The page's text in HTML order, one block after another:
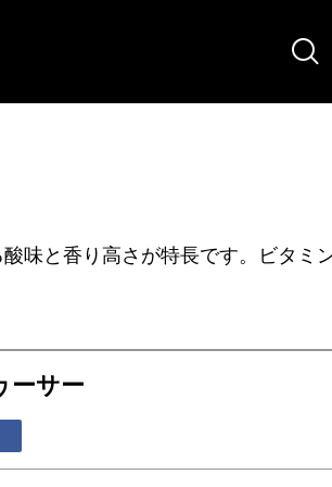
味と香り高さが特長です。ビタミ
ーサー